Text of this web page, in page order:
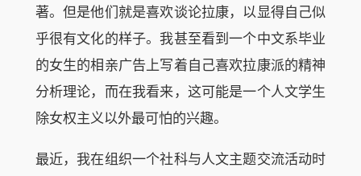
著。但是他们就是喜欢谈论拉康，以显得自己似
乎很有文化的样子。我甚至看到一个中文系毕业
的女生的相亲广告上写着自己喜欢拉康派的精神
分析理论，而在我看来，这可能是一个人文学生
除女权主义以外最可怕的兴趣。
最近，我在组织一个社科与人文主题交流活动时